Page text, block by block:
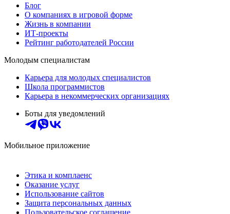
Блог
О компаниях в игровой форме
Жизнь в компании
ИТ-проекты
Рейтинг работодателей России
Молодым специалистам
Карьера для молодых специалистов
Школа программистов
Карьера в некоммерческих организациях
Боты для уведомлений
Мобильное приложение
Этика и комплаенс
Оказание услуг
Использование сайтов
Защита персональных данных
Пользовательское соглашение